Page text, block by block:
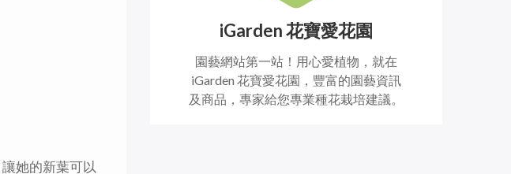
她的新葉可以
iGarden 花寶愛花園
園藝網站第一站！用心愛植物，就在
iGarden 花寶愛花園，豐富的園藝資訊
及商品，專家給您專業種花栽培建議。